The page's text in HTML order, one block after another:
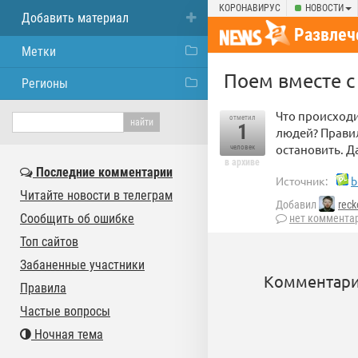
КОРОНАВИРУС НОВОСТИ
Поем вместе
отметил
1
человек
в архиве
Что
людей?
остановить.
Источник:
Добавил
нет
Добавить материал
Метки
Регионы
Последние комментарии
Читайте новости в телеграм
Сообщить об ошибке
Топ сайтов
Забаненные участники
Правила
Частые вопросы
Ночная тема